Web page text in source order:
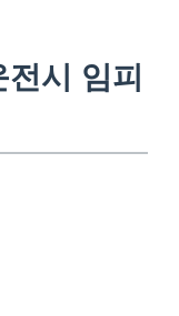
시 임피